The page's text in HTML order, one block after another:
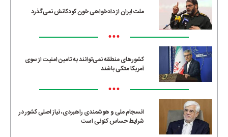
ملت ایران از دادخواهی خون کودکانش نمی‌گذرد
•••
کشورهای منطقه نمی‌توانند به تامین امنیت از سوی
آمریکا متکی باشند
•••
انسجام ملی و هوشمندی راهبردی، نیاز اصلی کشور در
شرایط حساس کنونی است